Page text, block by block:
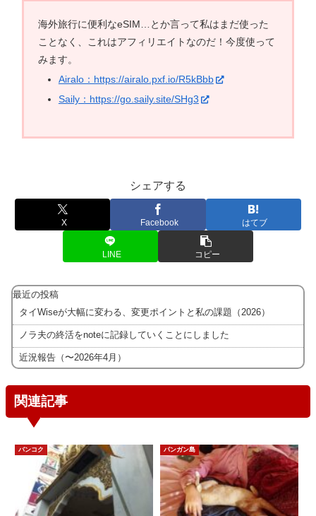
海外旅行に便利なeSIM…とか言って私はまだ使った
ことなく、これはアフィリエイトなのだ！今度使って
みます。
Airalo：https://airalo.pxf.io/R5kBbb
Saily：https://go.saily.site/SHg3
シェアする
X Facebook はてブ
LINE コピー
最近の投稿
タイWiseが大幅に変わる、変更ポイントと私の課題（2026）
ノラ夫の終活をnoteに記録していくことにしました
近況報告（〜2026年4月）
関連記事
バンコク パンガン島